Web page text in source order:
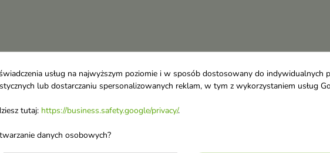
usług na najwyższym poziomie i w sposób dostosowany do indywidualnych
lub dostarczaniu spersonalizowanych reklam, w tym z wykorzystaniem usług
tutaj: https://business.safety.google/privacy/.
danych osobowych?